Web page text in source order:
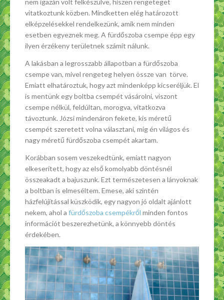
nem igazán volt felkészülve, hiszen rengeteget
vitatkoztunk közben. Mindketten elég határozott
elképzelésekkel rendelkezünk, amik nem minden
esetben egyeznek meg. A fürdőszoba csempe épp egy
ilyen érzékeny területnek számít nálunk.
A lakásban a legrosszabb állapotban a fürdőszoba
csempe van, mivel rengeteg helyen össze van törve.
Emiatt elhatároztuk, hogy azt mindenképp kicseréljük. El
is mentünk egy boltba csempét vásárolni, viszont
csempe nélkül, feldúltan, morogva, vitatkozva
távoztunk. Józsi mindenáron fekete, kis méretű
csempét szeretett volna választani, míg én világos és
nagy méretű fürdőszoba csempét akartam.
Korábban sosem veszekedtünk, emiatt nagyon
elkeserített, hogy az első komolyabb döntésnél
összeakadt a bajuszunk. Ezt természetesen a lányoknak
a boltban is elmeséltem. Emese, aki szintén
házfelújítással küszködik, egy nagyon jó oldalt ajánlott
nekem, ahol a fürdőszoba csempékről minden fontos
információt beszerezhetünk, a könnyebb döntés
érdekében.